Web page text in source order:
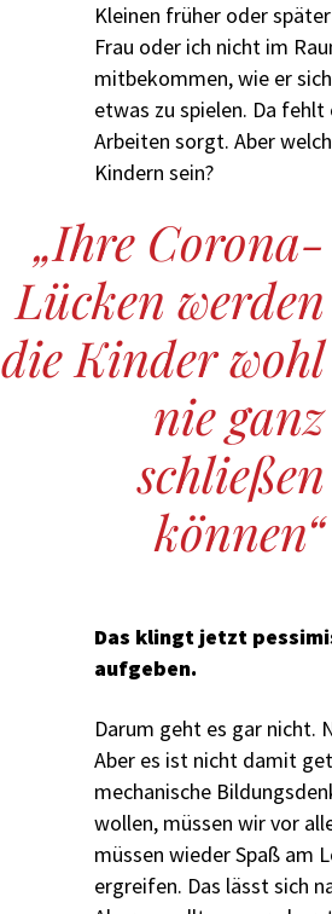
Kleinen früher oder
Frau oder ich nicht im
mitbekommen, wie er
etwas zu spielen. Da
Arbeiten sorgt. Aber
Kindern sein?
Ihre Corona-
Lücken werden
die Kinder wohl
nie ganz
schließen
können
Das klingt jetzt
aufgeben.
Darum geht es gar nicht.
Aber es ist nicht damit
mechanische
wollen, müssen wir vor
müssen wieder Spaß am
ergreifen. Das lässt sich